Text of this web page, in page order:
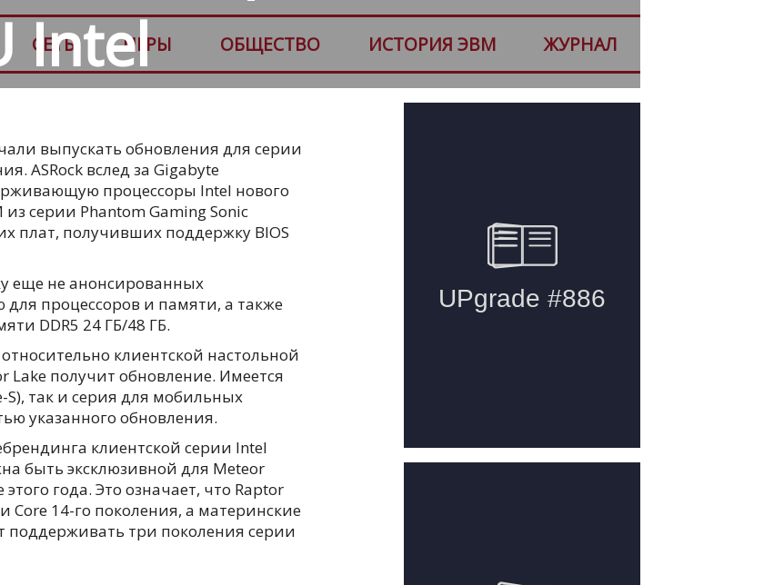
СЕТЬ ИГРЫ ОБЩЕСТВО ИСТОРИЯ ЭВМ ЖУРНАЛ
Intel
выпускать обновления для серии
ASRock вслед за Gigabyte
процессоры Intel нового
серии Phantom Gaming Sonic
плат, получивших поддержку BIOS
еще не анонсированных
процессоров и памяти, а также
DDR5 24 ГБ/48 ГБ.
клиентской настольной
Lake получит обновление. Имеется
так и серия для мобильных
указанного обновления.
клиентской серии Intel
быть эксклюзивной для Meteor
года. Это означает, что Raptor
Core 14-го поколения, а материнские
поддерживать три поколения серии